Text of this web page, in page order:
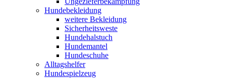
Hundebekleidung
weitere Bekleidung
Sicherheitsweste
Hundehalstuch
Hundemantel
Hundeschuhe
Alltagshelfer
Hundespielzeug